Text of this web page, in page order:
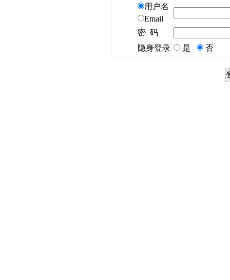
用户名
Email
密 码
隐身登录
是 否